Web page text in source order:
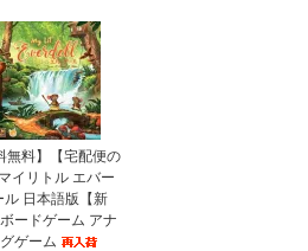
無料】【宅配便の
イリトル エバー
ル 日本語版【新
ードゲーム アナ
ゲーム